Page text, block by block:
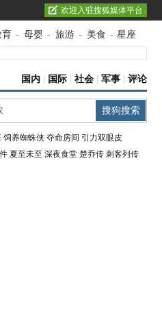
欢迎入驻搜狐媒体平台
育 - 母婴 - 旅游 - 美食 - 星座
国内 国际 社会 军事 评论
饲养蜘蛛侠 夺命房间 引力双眼皮
夏至未至 深夜食堂 楚乔传 刺客列传